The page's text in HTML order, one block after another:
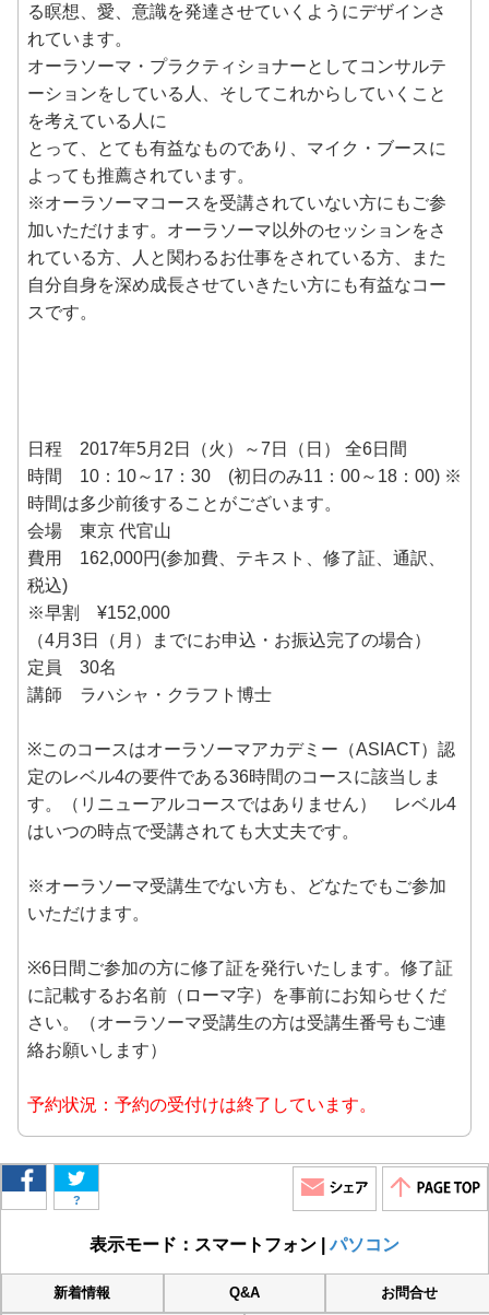
る瞑想、愛、意識を発達させていくようにデザインさ
れています。
オーラソーマ・プラクティショナーとしてコンサルテ
ーションをしている人、そしてこれからしていくこと
を考えている人に
とって、とても有益なものであり、マイク・ブースに
よっても推薦されています。
※オーラソーマコースを受講されていない方にもご参
加いただけます。オーラソーマ以外のセッションをさ
れている方、人と関わるお仕事をされている方、また
自分自身を深め成長させていきたい方にも有益なコー
スです。
日程 2017年5月2日（火）～7日（日） 全6日間
時間 10：10～17：30 (初日のみ11：00～18：00) ※
時間は多少前後することがございます。
会場 東京 代官山
費用 162,000円(参加費、テキスト、修了証、通訳、
税込)
※早割 ¥152,000
（4月3日（月）までにお申込・お振込完了の場合）
定員 30名
講師 ラハシャ・クラフト博士
※このコースはオーラソーマアカデミー（ASIACT）認
定のレベル4の要件である36時間のコースに該当しま
す。（リニューアルコースではありません） レベル4
はいつの時点で受講されても大丈夫です。
※オーラソーマ受講生でない方も、どなたでもご参加
いただけます。
※6日間ご参加の方に修了証を発行いたします。修了証
に記載するお名前（ローマ字）を事前にお知らせくだ
さい。（オーラソーマ受講生の方は受講生番号もご連
絡お願いします）
予約状況：予約の受付けは終了しています。
?
表示モード：スマートフォン |パソコン
新着情報 Q&A お問合せ